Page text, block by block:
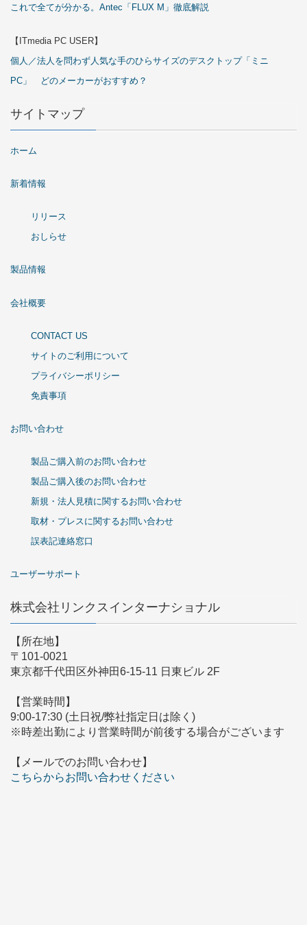
これで全てが分かる。Antec「FLUX M」徹底解説
【ITmedia PC USER】
個人／法人を問わず人気な手のひらサイズのデスクトップ「ミニ
PC」 どのメーカーがおすすめ？
サイトマップ
ホーム
新着情報
リリース
おしらせ
製品情報
会社概要
CONTACT US
サイトのご利用について
プライバシーポリシー
免責事項
お問い合わせ
製品ご購入前のお問い合わせ
製品ご購入後のお問い合わせ
新規・法人見積に関するお問い合わせ
取材・プレスに関するお問い合わせ
誤表記連絡窓口
ユーザーサポート
株式会社リンクスインターナショナル
【所在地】
〒101-0021
東京都千代田区外神田6-15-11 日東ビル 2F
【営業時間】
9:00-17:30 (土日祝/弊社指定日は除く)
※時差出勤により営業時間が前後する場合がございます
【メールでのお問い合わせ】
こちらからお問い合わせください